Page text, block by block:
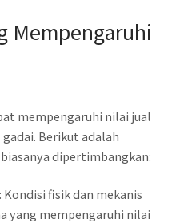
Mempengaruhi
mempengaruhi nilai jual
Berikut adalah
dipertimbangkan:
Kondisi fisik dan mekanis
yang mempengaruhi nilai